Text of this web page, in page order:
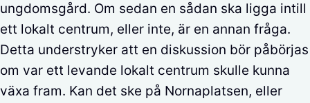
ungdomsgård. Om sedan en sådan ska ligga intill
ett lokalt centrum, eller inte, är en annan fråga.
Detta understryker att en diskussion bör påbörjas
om var ett levande lokalt centrum skulle kunna
växa fram. Kan det ske på Nornaplatsen, eller